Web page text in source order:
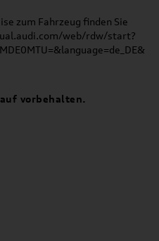
zum Fahrzeug finden Sie
web/rdw/start?
vorbehalten.